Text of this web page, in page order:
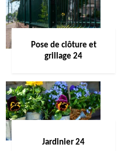
Pose de clôture et
grillage 24
Jardinier 24